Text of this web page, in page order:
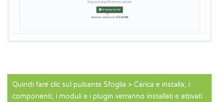
Quindi fare clic sul pulsante Sfoglia > Carica e installa; i
componenti, i moduli e i plugin verranno installati e attivati ​​